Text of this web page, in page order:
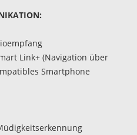
Link+ (Navigation über
Smartphone